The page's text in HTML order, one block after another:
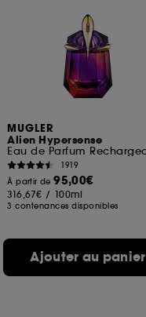
MUGLER
Alien Hypersense
1919
À partir de95,00€
316,67€ / 100ml
3 contenances disponibles
Ajouter au panier